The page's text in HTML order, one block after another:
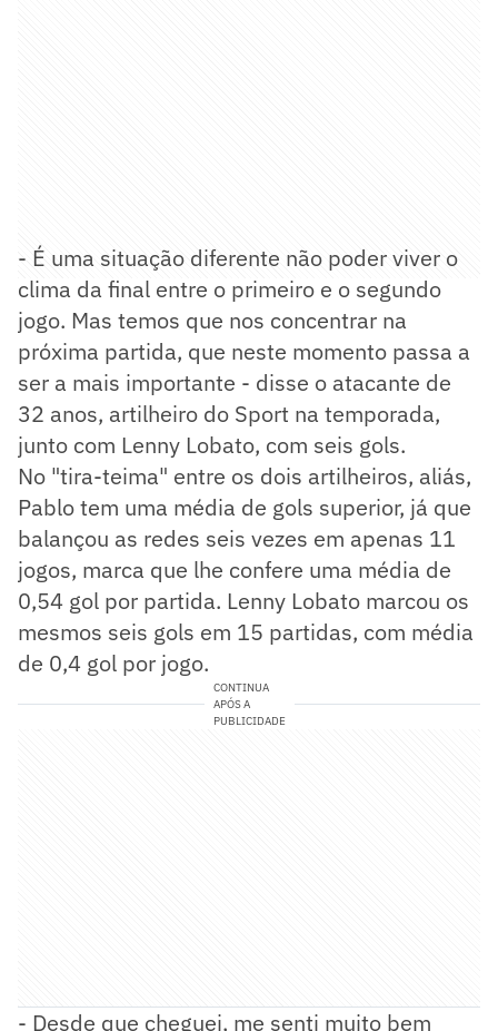
- É uma situação diferente não poder viver o
clima da final entre o primeiro e o segundo
jogo. Mas temos que nos concentrar na
próxima partida, que neste momento passa a
ser a mais importante - disse o atacante de
32 anos, artilheiro do Sport na temporada,
junto com Lenny Lobato, com seis gols.
No "tira-teima" entre os dois artilheiros, aliás,
Pablo tem uma média de gols superior, já que
balançou as redes seis vezes em apenas 11
jogos, marca que lhe confere uma média de
0,54 gol por partida. Lenny Lobato marcou os
mesmos seis gols em 15 partidas, com média
de 0,4 gol por jogo.
CONTINUA
APÓS A
PUBLICIDADE
- Desde que cheguei, me senti muito bem